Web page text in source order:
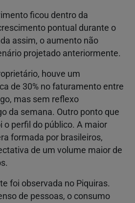
ficou dentro da
pontual durante o
assim, o aumento não
projetado anteriormente.
houve um
de 30% no faturamento entre
mas sem reflexo
da semana. Outro ponto que
o perfil do público. A maior
formada por brasileiros,
de um volume maior de
foi observada no Piquiras.
de pessoas, o consumo